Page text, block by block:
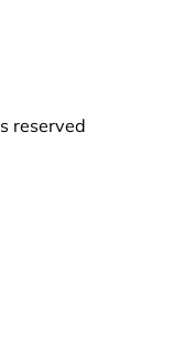
reserved